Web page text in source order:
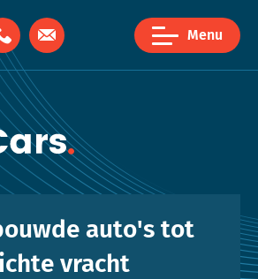
Menu
auto's tot
vracht